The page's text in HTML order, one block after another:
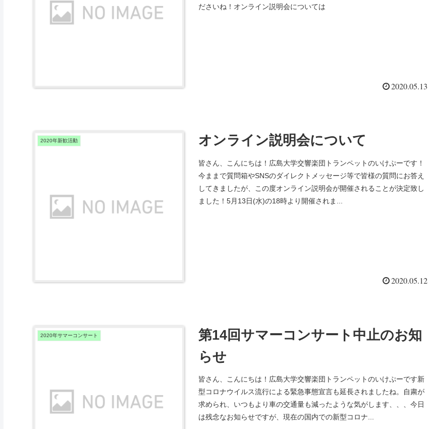
ださいね！オンライン説明会については
2020.05.13
2020年新歓活動 オンライン説明会について
皆さん、こんにちは！広島大学交響楽団トランペットのいけぷーです！
今ままで質問箱やSNSのダイレクトメッセージ等で皆様の質問にお答え
してきましたが、この度オンライン説明会が開催されることが決定致し
ました！5月13日(水)の18時より開催されま...
2020.05.12
2020年サマーコンサート
第14回サマーコンサート中止のお知
らせ
皆さん、こんにちは！広島大学交響楽団トランペットのいけぷーです新
型コロナウイルス流行による緊急事態宣言も延長されましたね。自粛が
求められ、いつもより車の交通量も減ったような気がします、、、今日
は残念なお知らせですが、現在の国内での新型コロナ...